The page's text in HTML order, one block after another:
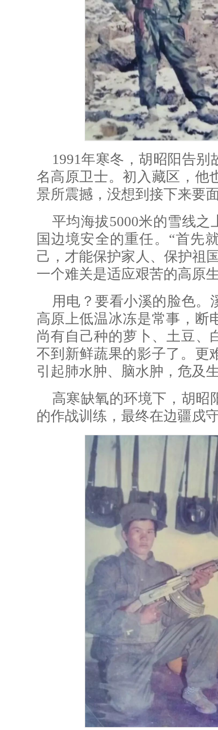
1991年寒冬，胡昭阳告
名高原卫士。初入藏区，他
景所震撼，没想到接下来要
平均海拔5000米的雪线
国边境安全的重任。“首先
己，才能保护家人、保护祖
一个难关是适应艰苦的高原
用电？要看小溪的脸色。
高原上低温冰冻是常事，断
尚有自己种的萝卜、土豆、
不到新鲜蔬果的影子了。更
引起肺水肿、脑水肿，危及
高寒缺氧的环境下，胡昭
的作战训练，最终在边疆戍